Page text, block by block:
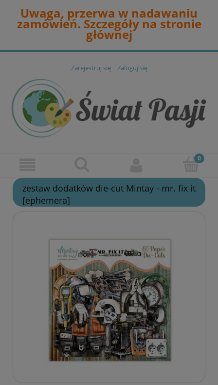
Uwaga, przerwa w nadawaniu
zamówień. Szczegóły na stronie
głównej
Zarejestruj się Zaloguj się
zestaw dodatków die-cut Mintay - mr. fix it
[ephemera]